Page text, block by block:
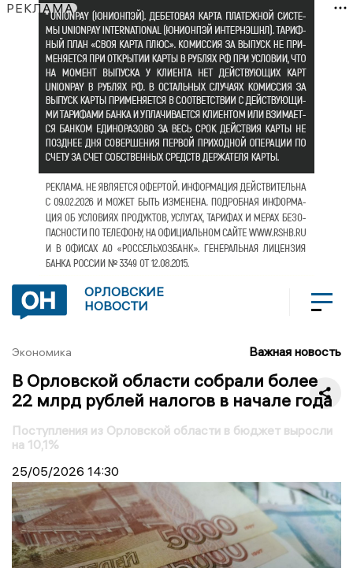
РЕКЛАМА
ОРЛОВСКИЕ
НОВОСТИ
Экономика Важная новость
В Орловской области собрали более
22 млрд рублей налогов в начале года
Поступления из Орловской области в бюджет выросли
на 10,1%
25/05/2026 14:30